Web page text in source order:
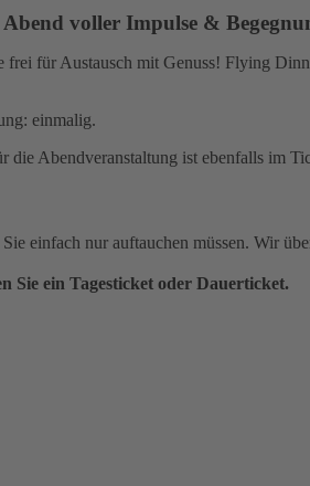
voller Impulse &
frei für Austausch mit Genuss! Flying
einmalig.
die Abendveranstaltung ist ebenfalls im
einfach nur auftauchen müssen. Wir
Sie ein Tagesticket oder Dauerticket.